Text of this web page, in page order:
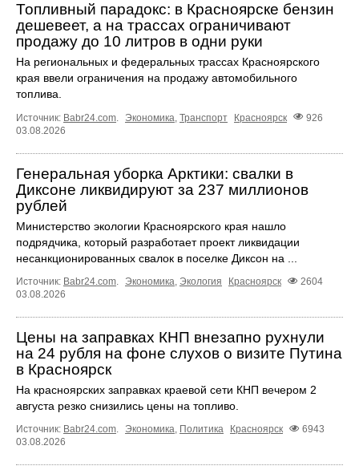
Топливный парадокс: в Красноярске бензин
дешевеет, а на трассах ограничивают
продажу до 10 литров в одни руки
На региональных и федеральных трассах Красноярского
края ввели ограничения на продажу автомобильного
топлива.
Источник: Babr24.com Экономика Транспорт Красноярск
926
03.08.2026
Генеральная уборка Арктики: свалки в
Диксоне ликвидируют за 237 миллионов
рублей
Министерство экологии Красноярского края нашло
подрядчика, который разработает проект ликвидации
несанкционированных свалок в поселке Диксон на ...
Источник: Babr24.com Экономика Экология Красноярск
2604
03.08.2026
Цены на заправках КНП внезапно рухнули
на 24 рубля на фоне слухов о визите Путина
в Красноярск
На красноярских заправках краевой сети КНП вечером 2
августа резко снизились цены на топливо.
Источник: Babr24.com Экономика Политика Красноярск
6943
03.08.2026